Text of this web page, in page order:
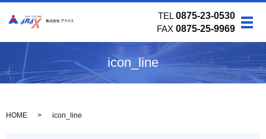
TEL0875-23-0530
FAX 0875-25-9969 メ
icon_line
HOME icon_line